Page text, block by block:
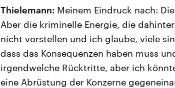
Thielemann: Meinem Eindruck nach:
Aber die kriminelle Energie, die
nicht vorstellen und ich glaube, viele
dass das Konsequenzen haben muss
irgendwelche Rücktritte, aber ich
eine Abrüstung der Konzerne